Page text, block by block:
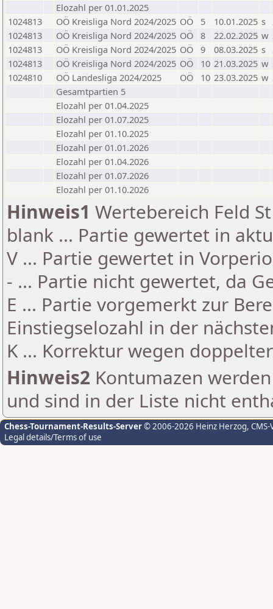
Elozahl per 01.01.2025
1024813
OÖ Kreisliga Nord 2024/2025 OÖ 5 10.01.2025 s
1024813
OÖ Kreisliga Nord 2024/2025 OÖ 8 22.02.2025 w
1024813
OÖ Kreisliga Nord 2024/2025 OÖ 9 08.03.2025 s
1024813
OÖ Kreisliga Nord 2024/2025 OÖ 10 21.03.2025 w
1024810
OÖ Landesliga 2024/2025 OÖ 10 23.03.2025 w
Gesamtpartien 5
Elozahl per 01.04.2025
Elozahl per 01.07.2025
Elozahl per 01.10.2025
Elozahl per 01.01.2026
Elozahl per 01.04.2026
Elozahl per 01.07.2026
Elozahl per 01.10.2026
Hinweis1 Wertebereich Feld
blank ... Partie gewertet in
V ... Partie gewertet in
- ... Partie nicht gewertet, da
E ... Partie vorgemerkt zur
Einstiegselozahl in der
K ... Korrektur wegen
Hinweis2 Kontumazen
und sind in der Liste nicht
Chess-Tournament-Results-Server© 2006-2026 Heinz Herzog,
Legal details/Terms of use